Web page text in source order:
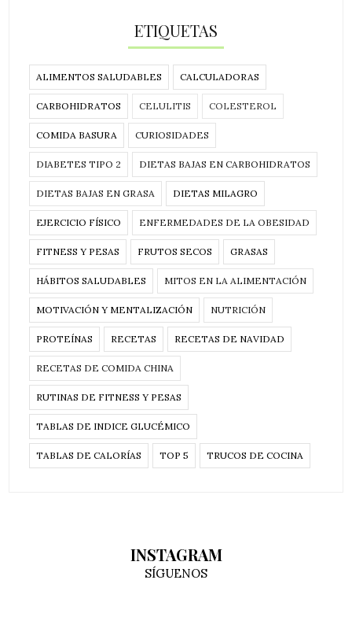
ETIQUETAS
ALIMENTOS SALUDABLES CALCULADORAS
CARBOHIDRATOS CELULITIS COLESTEROL
COMIDA BASURA CURIOSIDADES
DIABETES TIPO 2 DIETAS BAJAS EN CARBOHIDRATOS
DIETAS BAJAS EN GRASA DIETAS MILAGRO
EJERCICIO FÍSICO ENFERMEDADES DE LA OBESIDAD
FITNESS Y PESAS FRUTOS SECOS GRASAS
HÁBITOS SALUDABLES MITOS EN LA ALIMENTACIÓN
MOTIVACIÓN Y MENTALIZACIÓN NUTRICIÓN
PROTEÍNAS RECETAS RECETAS DE NAVIDAD
RECETAS DE COMIDA CHINA
RUTINAS DE FITNESS Y PESAS
TABLAS DE INDICE GLUCÉMICO
TABLAS DE CALORÍAS TOP 5 TRUCOS DE COCINA
INSTAGRAM
SÍGUENOS